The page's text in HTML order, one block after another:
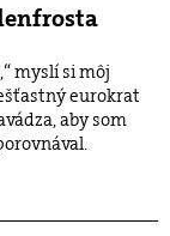
myslí si môj
eurokrat
aby som